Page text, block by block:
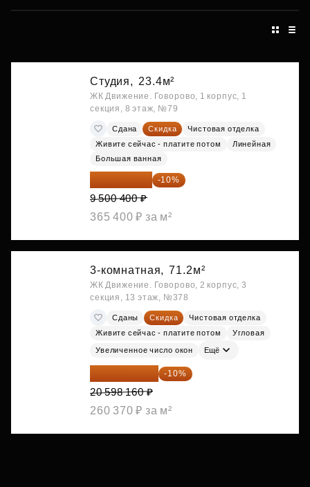
Студия, 23.4м²
ЖК Движение. Говорово, 1 корпус, 1
секция, 8 этаж, №79
Сдана Скидка
Чистовая отделка
Живите сейчас - платите потом
Линейная
Большая ванная
-10%
9 500 400 ₽
365 400 ₽ за м²
3-комнатная, 71.2м²
ЖК Движение. Говорово, 2 корпус, 3
секция, 13 этаж, №378
Сданы Скидка
Чистовая отделка
Живите сейчас - платите потом
Угловая
Увеличенное число окон Ещё
18 538 344 ₽ -10%
20 598 160 ₽
260 370 ₽ за м²